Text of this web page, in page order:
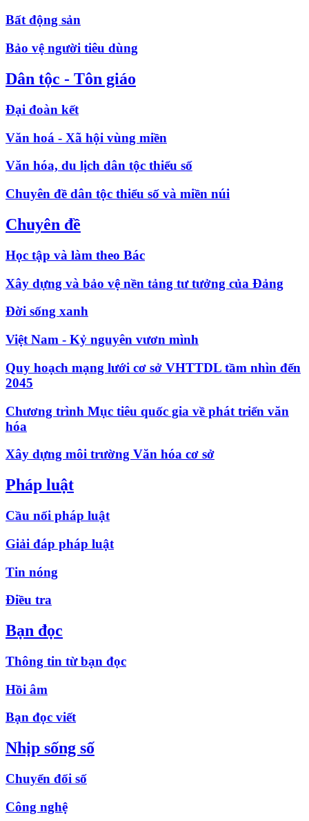
Bất động sản
Bảo vệ người tiêu dùng
Dân tộc - Tôn giáo
Đại đoàn kết
Văn hoá - Xã hội vùng miền
Văn hóa, du lịch dân tộc thiểu số
Chuyên đề dân tộc thiểu số và miền núi
Chuyên đề
Học tập và làm theo Bác
Xây dựng và bảo vệ nền tảng tư tưởng của Đảng
Đời sống xanh
Việt Nam - Kỷ nguyên vươn mình
Quy hoạch mạng lưới cơ sở VHTTDL tầm nhìn đến
2045
Chương trình Mục tiêu quốc gia về phát triển văn
hóa
Xây dựng môi trường Văn hóa cơ sở
Pháp luật
Cầu nối pháp luật
Giải đáp pháp luật
Tin nóng
Điều tra
Bạn đọc
Thông tin từ bạn đọc
Hồi âm
Bạn đọc viết
Nhịp sống số
Chuyển đổi số
Công nghệ